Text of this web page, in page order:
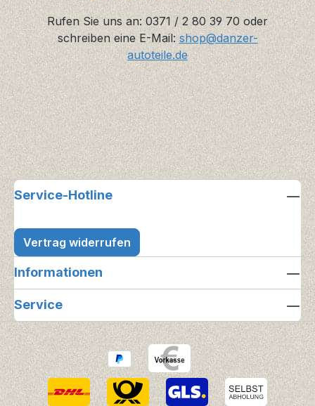
Rufen Sie uns an: 0371 / 2 80 39 70 oder
schreiben eine E-Mail: shop@danzer-
autoteile.de
Service-Hotline
Vertrag widerrufen
Informationen
Service